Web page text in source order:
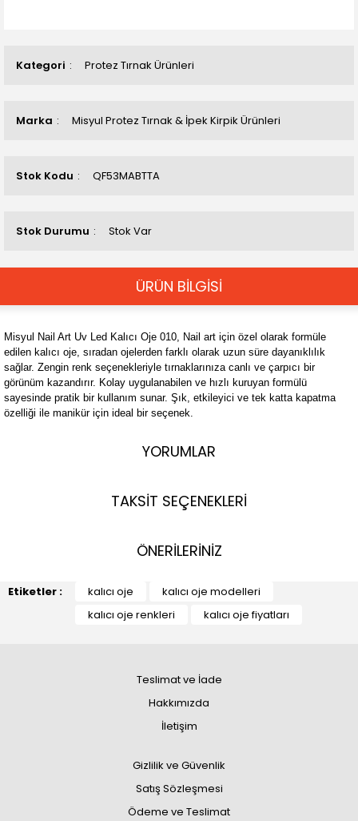
Kategori Protez Tırnak Ürünleri
Marka Misyul Protez Tırnak & İpek Kirpik Ürünleri
Stok Kodu QF53MABTTA
Stok Durumu Stok Var
ÜRÜN BİLGİSİ
Misyul Nail Art Uv Led Kalıcı Oje 010, Nail art için özel olarak formüle
edilen kalıcı oje, sıradan ojelerden farklı olarak uzun süre dayanıklılık
sağlar. Zengin renk seçenekleriyle tırnaklarınıza canlı ve çarpıcı bir
görünüm kazandırır. Kolay uygulanabilen ve hızlı kuruyan formülü
sayesinde pratik bir kullanım sunar. Şık, etkileyici ve tek katta kapatma
özelliği ile manikür için ideal bir seçenek.
YORUMLAR
TAKSİT SEÇENEKLERİ
ÖNERİLERİNİZ
Etiketler : kalıcı oje
kalıcı oje modelleri
kalıcı oje renkleri
kalıcı oje fiyatları
Teslimat ve İade
Hakkımızda
İletişim
Gizlilik ve Güvenlik
Satış Sözleşmesi
Ödeme ve Teslimat